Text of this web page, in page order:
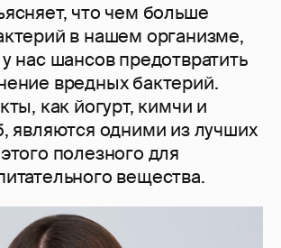
что чем больше
в нашем организме,
нас шансов предотвратить
вредных бактерий.
как йогурт, кимчи и
являются одними из лучших
полезного для
вещества.